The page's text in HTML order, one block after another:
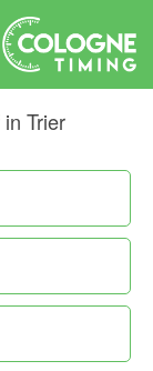
Trier